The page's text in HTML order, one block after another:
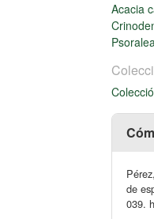
Acacia
de
039.